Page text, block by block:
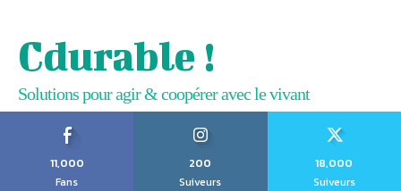
Cdurable !
Solutions pour agir & coopérer avec le vivant
11,000
Fans
200
Suiveurs
18,000
Suiveurs